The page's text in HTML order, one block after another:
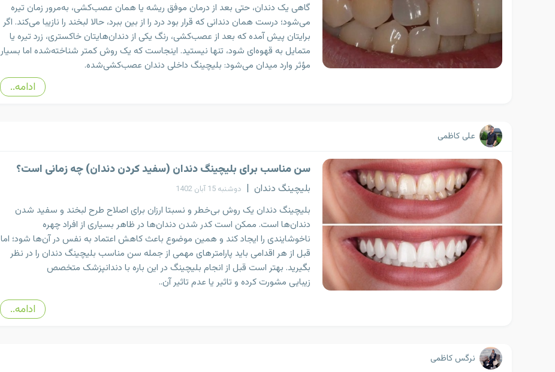
گاهی یک دندان، حتی بعد از درمان موفق ریشه یا همان عصب‌کشی، به‌مرور زمان تیره
می‌شود؛ درست همان دندانی که قرار بود درد را از بین ببرد، حالا لبخند را نازیبا می‌کند. اگر
برایتان پیش آمده که بعد از عصب‌کشی، رنگ یکی از دندان‌هایتان خاکستری، زرد تیره یا
متمایل به قهوه‌ای شود، تنها نیستید. اینجاست که یک روش کمتر شناخته‌شده اما بسیار
مؤثر وارد میدان می‌شود: بلیچینگ داخلی دندان عصب‌کشی‌شده.
ادامه..
علی کاظمی
سن مناسب برای بلیچینگ دندان (سفید کردن دندان) چه زمانی است؟
بلیچینگ دندان | دوشنبه 15 آبان 1402
بلیچینگ دندان یک روش بی‌خطر و نسبتا ارزان برای اصلاح طرح لبخند و سفید شدن
دندان‌ها است. ممکن است کدر شدن دندان‌ها در ظاهر بسیاری از افراد چهره‌
ناخوشایندی را ایجاد کند و همین موضوع باعث کاهش اعتماد به نفس در آن‌ها شود؛ اما
قبل از هر اقدامی باید پارامتر‌های مهمی از جمله سن مناسب بلیچینگ دندان را در نظر
بگیرید. بهتر است قبل از انجام بلیچینگ در این باره با دندانپزشک متخصص
زیبایی مشورت کرده و تاثیر یا عدم تاثیر آن..
ادامه..
نرگس کاظمی